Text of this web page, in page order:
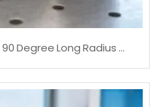
ASTM B366 Inconel 625 90 Degree Long Radius Elbow